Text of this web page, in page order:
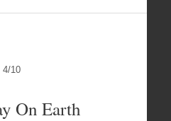
4/10
On Earth